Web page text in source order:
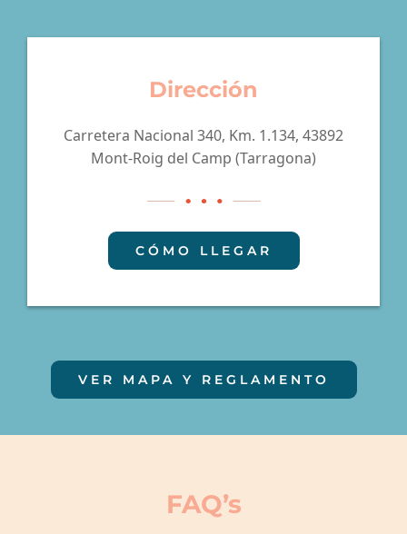
Dirección
Carretera Nacional 340, Km. 1.134, 43892
Mont-Roig del Camp (Tarragona)
CÓMO LLEGAR
VER MAPA Y REGLAMENTO
FAQ’s